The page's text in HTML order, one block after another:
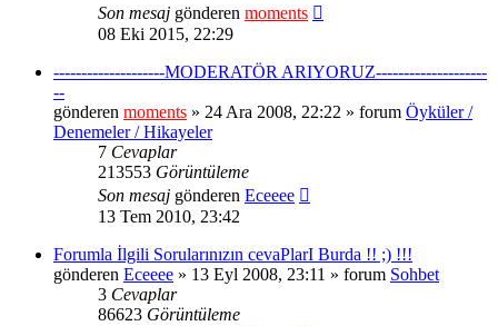
Son mesaj gönderen moments
08 Eki 2015, 22:29
--------------------MODERATÖR ARIYORUZ--------------------
--
gönderen moments » 24 Ara 2008, 22:22 » forum Öyküler /
Denemeler / Hikayeler
7 Cevaplar
213553 Görüntüleme
Son mesaj gönderen Eceeee
13 Tem 2010, 23:42
Forumla İlgili Sorularınızın cevaPlarI Burda !! ;) !!!
gönderen Eceeee » 13 Eyl 2008, 23:11 » forum Sohbet
3 Cevaplar
86623 Görüntüleme